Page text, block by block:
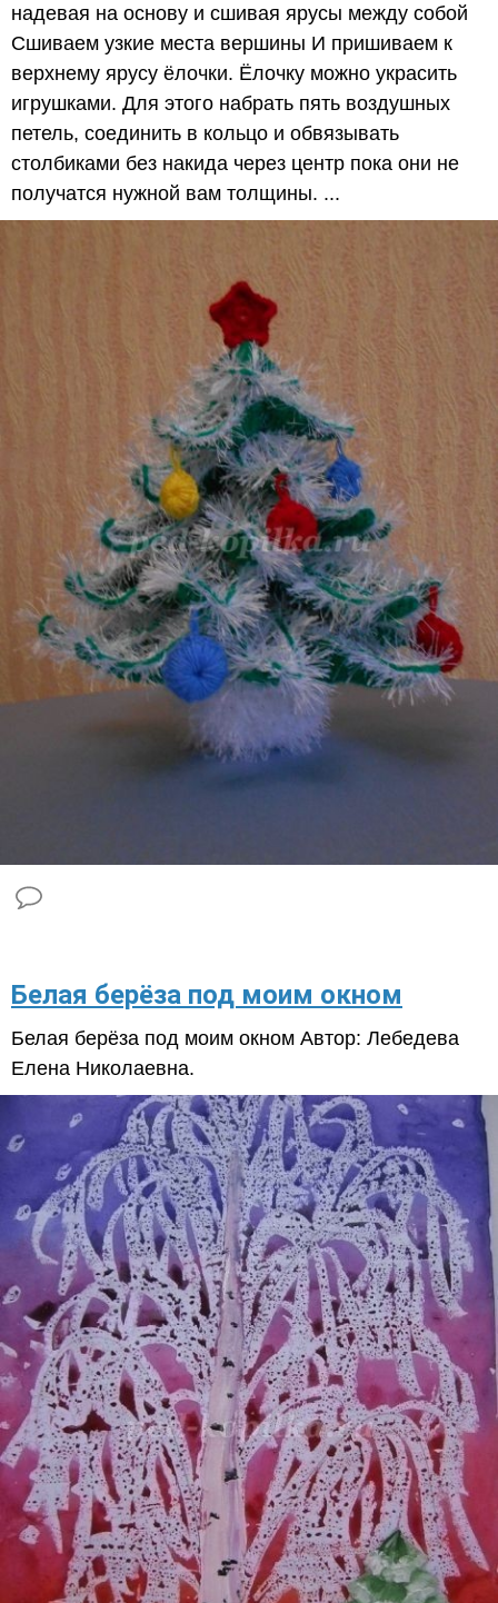
надевая на основу и сшивая ярусы между собой
Сшиваем узкие места вершины И пришиваем к
верхнему ярусу ёлочки. Ёлочку можно украсить
игрушками. Для этого набрать пять воздушных
петель, соединить в кольцо и обвязывать
столбиками без накида через центр пока они не
получатся нужной вам толщины. ...
​Белая берёза под моим окном
Белая берёза под моим окном Автор: Лебедева
Елена Николаевна.